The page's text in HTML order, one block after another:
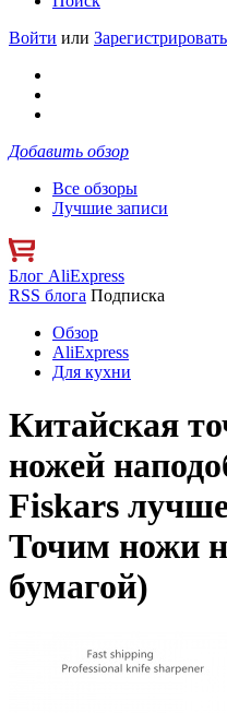
Войти или
Добавить обзор
Все обзоры
Лучшие записи
Блог AliExpress
RSS блога Подписка
Обзор
AliExpress
Для кухни
Китайская
ножей
Fiskars
Точим ножи
бумагой)